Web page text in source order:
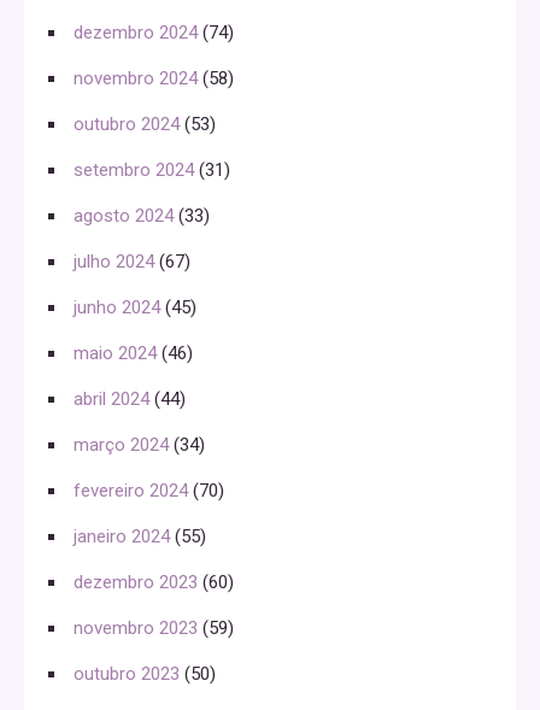
dezembro 2024(74)
novembro 2024(58)
outubro 2024(53)
setembro 2024(31)
agosto 2024(33)
julho 2024(67)
junho 2024(45)
maio 2024(46)
abril 2024(44)
março 2024(34)
fevereiro 2024(70)
janeiro 2024(55)
dezembro 2023 (60)
novembro 2023 (59)
outubro 2023 (50)